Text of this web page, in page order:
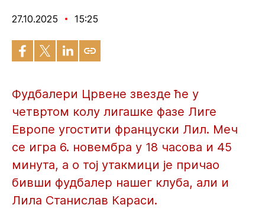
27.10.2025 15:25
Фудбалери Црвене звезде ће у
четвртом колу лигашке фазе Лиге
Европе угостити француски Лил. Меч
се игра 6. новембра у 18 часова и 45
минута, а о тој утакмици је причао
бивши фудбалер нашег клуба, али и
Лила Станислав Караси.